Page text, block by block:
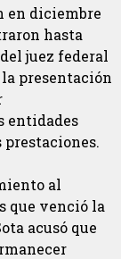
en diciembre
hasta
juez federal
presentación
entidades
al
que venció la
acusó que